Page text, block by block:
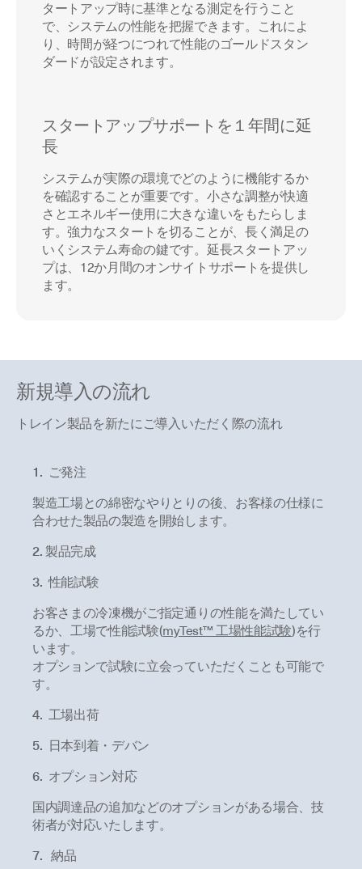
タートアップ時に基準となる測定を行うこと
で、システムの性能を把握できます。これによ
り、時間が経つにつれて性能のゴールドスタン
ダードが設定されます。
スタートアップサポートを１年間に延
長
システムが実際の環境でどのように機能するか
を確認することが重要です。小さな調整が快適
さとエネルギー使用に大きな違いをもたらしま
す。強力なスタートを切ることが、長く満足の
いくシステム寿命の鍵です。延長スタートアッ
プは、12か月間のオンサイトサポートを提供し
ます。
新規導入の流れ
トレイン製品を新たにご導入いただく際の流れ
1. ご発注
製造工場との綿密なやりとりの後、お客様の仕様に
合わせた製品の製造を開始します。
2. 製品完成
3. 性能試験
お客さまの冷凍機がご指定通りの性能を満たしてい
るか、工場で性能試験(myTest™ 工場性能試験)を行
います。
オプションで試験に立会っていただくことも可能で
す。
4. 工場出荷
5. 日本到着・デバン
6. オプション対応
国内調達品の追加などのオプションがある場合、技
術者が対応いたします。
7. 納品